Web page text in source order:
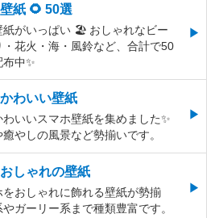
紙 🌻 50選
紙がいっぱい 🏖 おしゃれなビー
・花火・海・風鈴など、合計で50
中✨
わいい壁紙
いいスマホ壁紙を集めました✨
やしの風景など勢揃いです。
しゃれの壁紙
をおしゃれに飾れる壁紙が勢揃
ガーリー系まで種類豊富です。